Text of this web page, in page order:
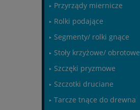
Przyrządy miernicze
Rolki podające
Segmenty/ rolki gnące
Stoły krzyżowe/ obrotowe
Szczęki pryzmowe
Szczotki druciane
Tarcze tnące do drewna